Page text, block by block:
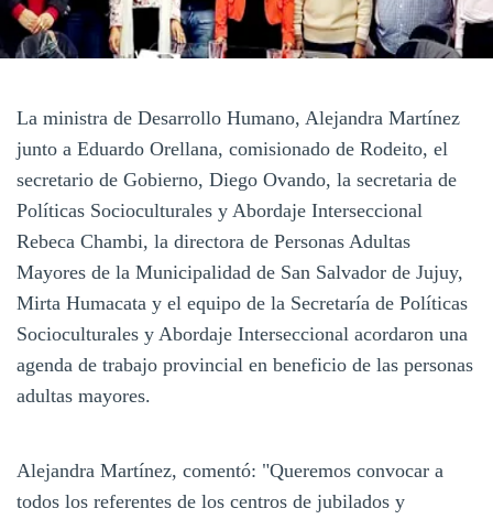
La ministra de Desarrollo Humano, Alejandra Martínez
junto a Eduardo Orellana, comisionado de Rodeito, el
secretario de Gobierno, Diego Ovando, la secretaria de
Políticas Socioculturales y Abordaje Interseccional
Rebeca Chambi, la directora de Personas Adultas
Mayores de la Municipalidad de San Salvador de Jujuy,
Mirta Humacata y el equipo de la Secretaría de Políticas
Socioculturales y Abordaje Interseccional acordaron una
agenda de trabajo provincial en beneficio de las personas
adultas mayores.
Alejandra Martínez, comentó: "Queremos convocar a
todos los referentes de los centros de jubilados y